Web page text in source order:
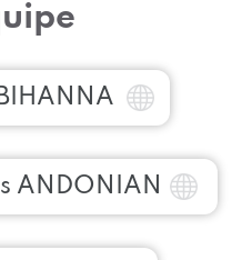
ANDONIAN